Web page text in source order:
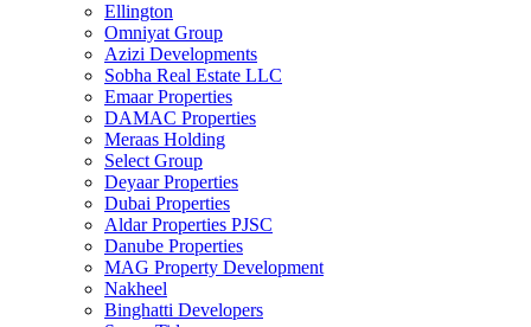
Ellington
Omniyat Group
Azizi Developments
Sobha Real Estate LLC
Emaar Properties
DAMAC Properties
Meraas Holding
Select Group
Deyaar Properties
Dubai Properties
Aldar Properties PJSC
Danube Properties
MAG Property Development
Nakheel
Binghatti Developers